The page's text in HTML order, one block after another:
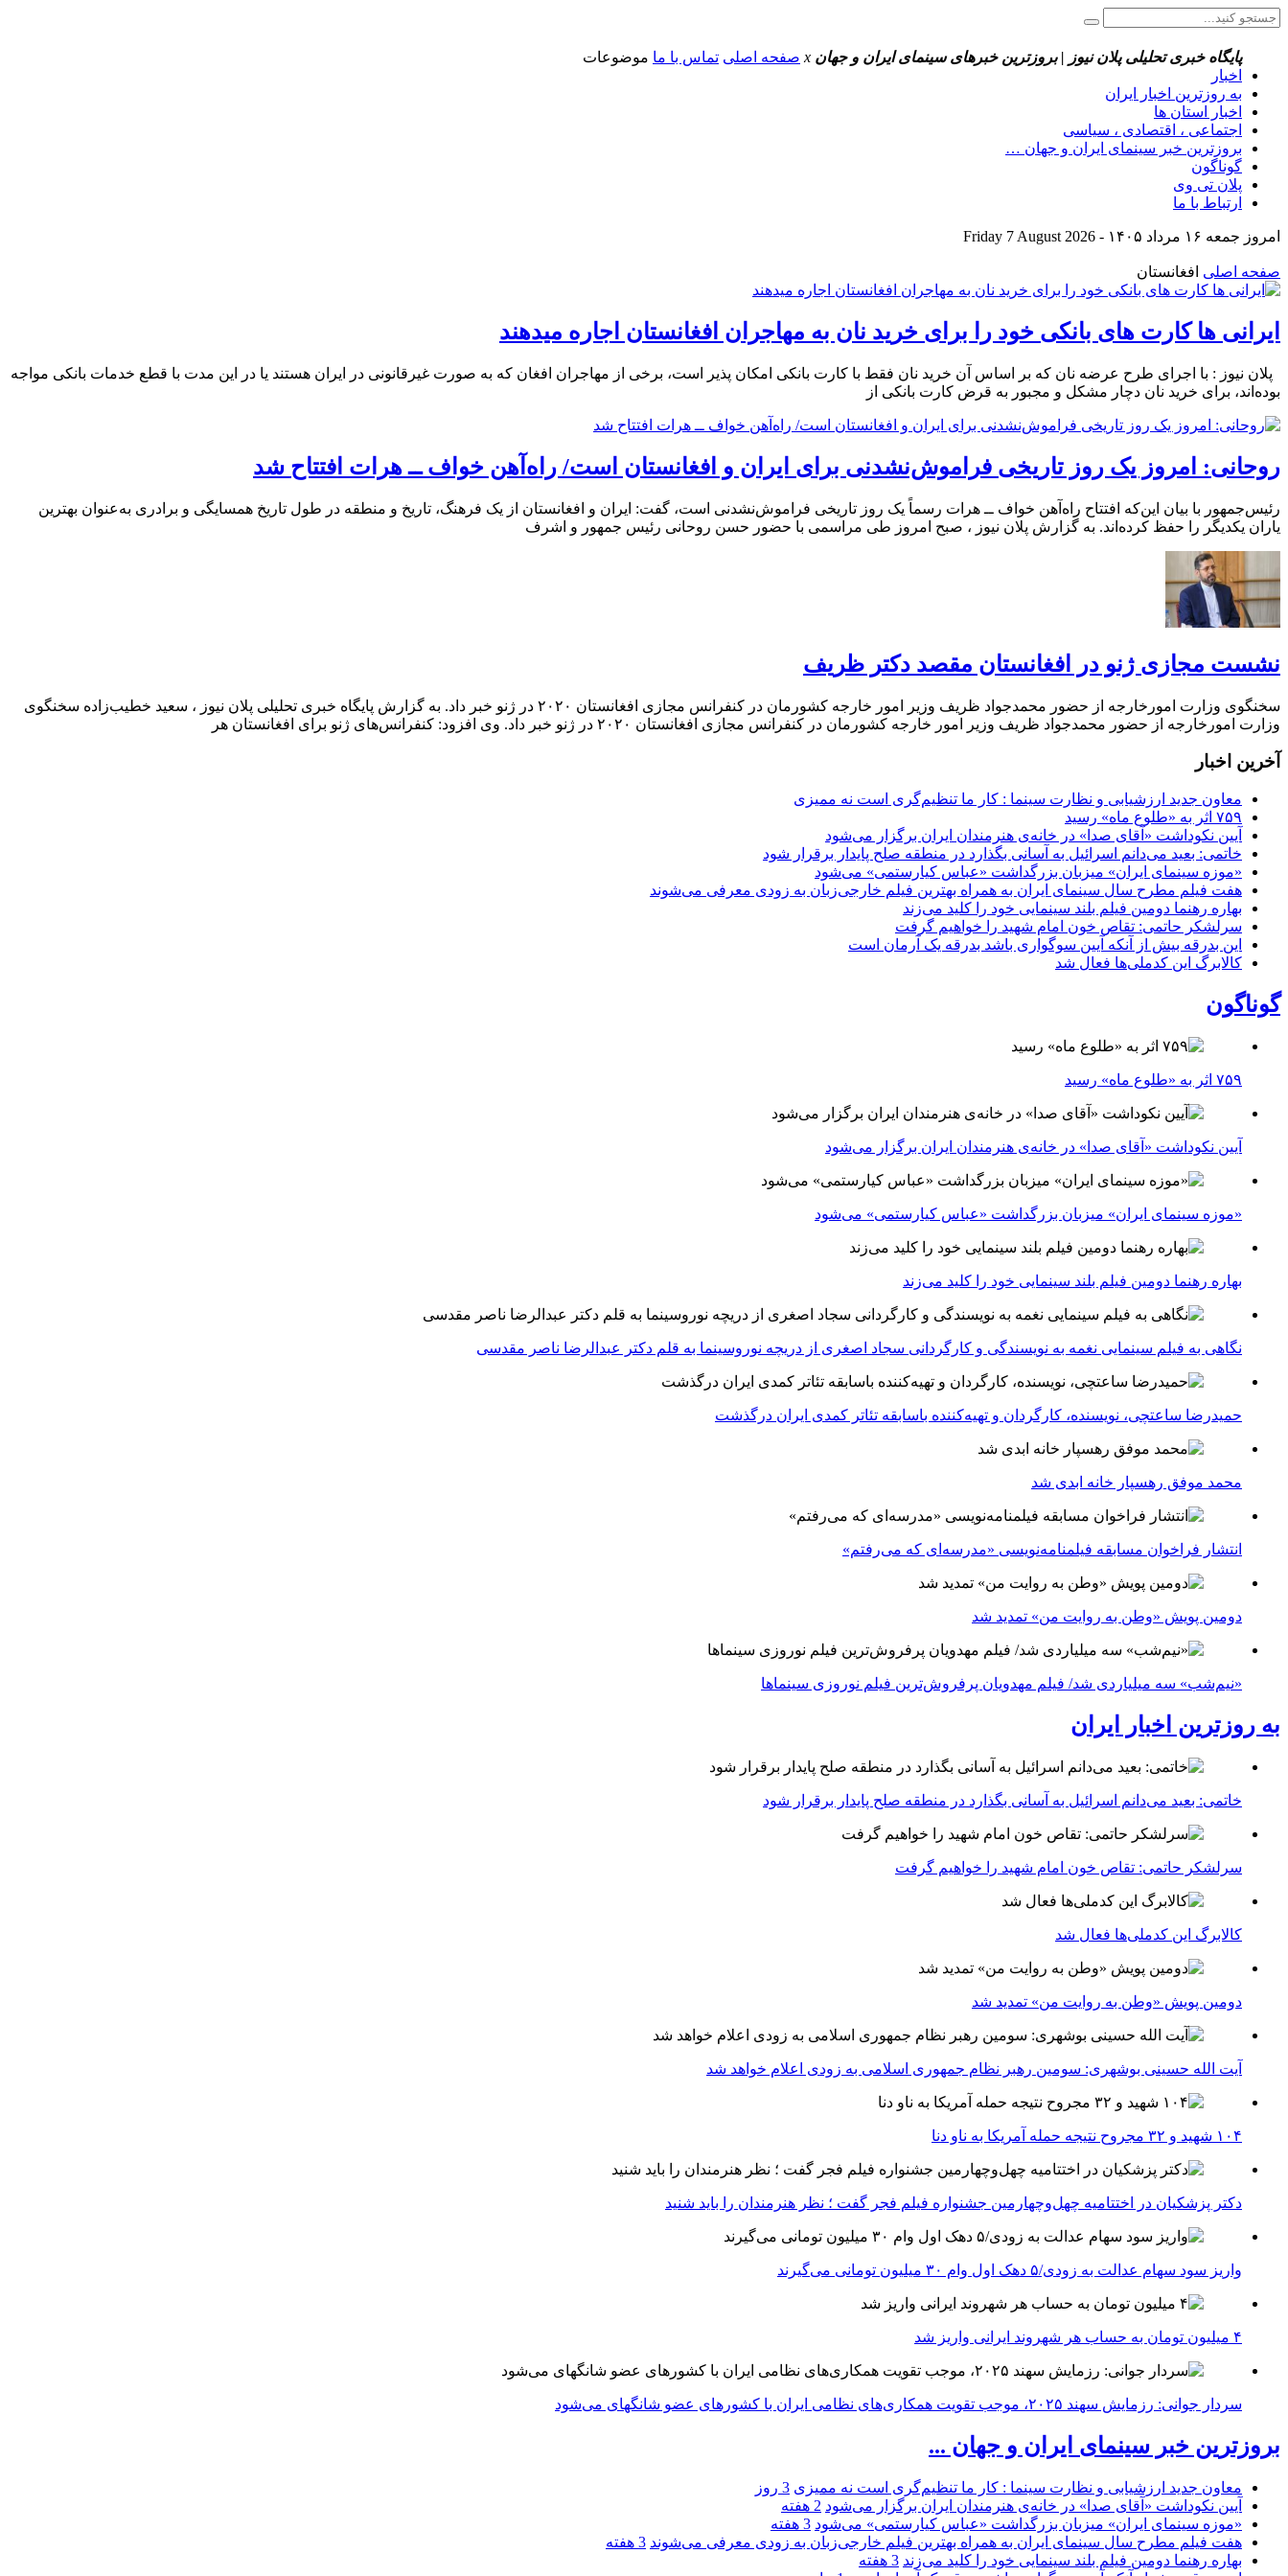
پایگاه خبری تحلیلی پلان نیوز | بروزترین خبرهای سینمای ایران و جهان x صفحه اصلی تماس با ما موضوعات
اخبار
به روزترین اخبار ایران
اخبار استان ها
اجتماعی ، اقتصادی ، سیاسی
بروزترین خبر سینمای ایران و جهان …
گوناگون
پلان تی وی
ارتباط با ما
امروز جمعه ۱۶ مرداد ۱۴۰۵ - Friday 7 August 2026
صفحه اصلی افغانستان
ایرانی ها کارت های بانکی خود را برای خرید نان به مهاجران افغانستان اجاره میدهند
پلان نیوز : با اجرای طرح عرضه نان که بر اساس آن خرید نان فقط با کارت بانکی امکان پذیر است، برخی از مهاجران افغان که به صورت غیرقانونی در ایران هستند یا در این مدت با قطع خدمات بانکی مواجه
بوده‌اند، برای خرید نان دچار مشکل و مجبور به قرض کارت بانکی از
روحانی: امروز یک روز تاریخی فراموش‌نشدنی برای ایران و افغانستان است/ راه‌آهن خواف ــ هرات افتتاح شد
رئیس‌جمهور با بیان این‌که افتتاح راه‌آهن خواف ــ هرات رسماً یک روز تاریخی فراموش‌نشدنی است، گفت: ایران و افغانستان از یک فرهنگ، تاریخ و منطقه در طول تاریخ همسایگی و برادری به‌عنوان بهترین
یاران یکدیگر را حفظ کرده‌اند. به گزارش پلان نیوز ، صبح امروز طی مراسمی با حضور حسن روحانی رئیس جمهور و اشرف
نشست مجازی ژنو در افغانستان مقصد دکتر ظریف
سخنگوی وزارت امورخارجه از حضور محمدجواد ظریف وزیر امور خارجه کشورمان در کنفرانس مجازی افغانستان ۲۰۲۰ در ژنو خبر داد. به گزارش پایگاه خبری تحلیلی پلان نیوز ، سعید خطیب‌زاده سخنگوی
وزارت امورخارجه از حضور محمدجواد ظریف وزیر امور خارجه کشورمان در کنفرانس مجازی افغانستان ۲۰۲۰ در ژنو خبر داد. وی افزود: کنفرانس‌های ژنو برای افغانستان هر
آخرین اخبار
معاون جدید ارزشیابی و نظارت سینما : کار ما تنظیم‌گری است نه ممیزی
۷۵۹ اثر به «طلوع ماه» رسید
آیین نکوداشت «آقای صدا» در خانه‌ی هنرمندان ایران برگزار می‌شود
خاتمی: بعید می‌دانم اسرائیل به آسانی بگذارد در منطقه صلح پایدار برقرار شود
«موزه سینمای ایران» میزبان بزرگداشت «عباس کیارستمی» می‌شود
هفت فیلم مطرح سال سینمای ایران به همراه بهترین فیلم خارجی‌زبان به زودی معرفی می‌شوند
بهاره رهنما دومین فیلم بلند سینمایی خود را کلید می‌زند
سرلشکر حاتمی: تقاص خون امام شهید را خواهیم گرفت
این بدرقه بیش از آنکه آیین سوگواری باشد بدرقه یک آرمان است
کالابرگ این کدملی‌ها فعال شد
گوناگون
۷۵۹ اثر به «طلوع ماه» رسید
آیین نکوداشت «آقای صدا» در خانه‌ی هنرمندان ایران برگزار می‌شود
«موزه سینمای ایران» میزبان بزرگداشت «عباس کیارستمی» می‌شود
بهاره رهنما دومین فیلم بلند سینمایی خود را کلید می‌زند
نگاهی به فیلم سینمایی نغمه به نویسندگی و کارگردانی سجاد اصغری از دریچه نوروسینما به قلم دکتر عبدالرضا ناصر مقدسی
حمیدرضا ساعتچی، نویسنده، کارگردان و تهیه‌کننده باسابقه تئاتر کمدی ایران درگذشت
محمد موفق رهسپار خانه ابدی شد
انتشار فراخوان مسابقه فیلمنامه‌نویسی «مدرسه‌ای که می‌رفتم»
دومین پویش «وطن به روایت من» تمدید شد
«نیم‌شب» سه میلیاردی شد/ فیلم مهدویان پرفروش‌ترین فیلم نوروزی سینماها
به روزترین اخبار ایران
خاتمی: بعید می‌دانم اسرائیل به آسانی بگذارد در منطقه صلح پایدار برقرار شود
سرلشکر حاتمی: تقاص خون امام شهید را خواهیم گرفت
کالابرگ این کدملی‌ها فعال شد
دومین پویش «وطن به روایت من» تمدید شد
آیت الله حسینی بوشهری: سومین رهبر نظام جمهوری اسلامی به زودی اعلام خواهد شد
۱۰۴ شهید و ۳۲ مجروح نتیجه حمله آمریکا به ناو دنا
دکتر پزشکیان در اختتامیه چهل‌وچهارمین جشنواره فیلم فجر گفت ؛ نظر هنرمندان را باید شنید
واریز سود سهام عدالت به زودی/۵ دهک اول وام ۳۰ میلیون تومانی می‌گیرند
۴ میلیون تومان به حساب هر شهروند ایرانی واریز شد
سردار جوانی: رزمایش سهند ۲۰۲۵، موجب تقویت همکاری‌های نظامی ایران با کشور‌های عضو شانگهای می‌شود
بروزترین خبر سینمای ایران و جهان ...
معاون جدید ارزشیابی و نظارت سینما : کار ما تنظیم‌گری است نه ممیزی 3 روز
آیین نکوداشت «آقای صدا» در خانه‌ی هنرمندان ایران برگزار می‌شود 2 هفته
«موزه سینمای ایران» میزبان بزرگداشت «عباس کیارستمی» می‌شود 3 هفته
هفت فیلم مطرح سال سینمای ایران به همراه بهترین فیلم خارجی‌زبان به زودی معرفی می‌شوند 3 هفته
بهاره رهنما دومین فیلم بلند سینمایی خود را کلید می‌زند 3 هفته